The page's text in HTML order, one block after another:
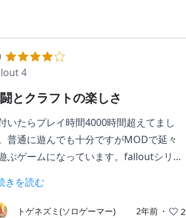
4
とクラフトの楽しさ
いたらプレイ時間4000時間超えてまし
普通に遊んでも十分ですがMODで延々
ぶゲームになっています。falloutシリー
レイしました。今作もストーリーはいいで
基本的には戦闘とビルドを楽しむゲーム
きを読む
トゲネズミ(ソロゲーマー) 2年前 ・ 2